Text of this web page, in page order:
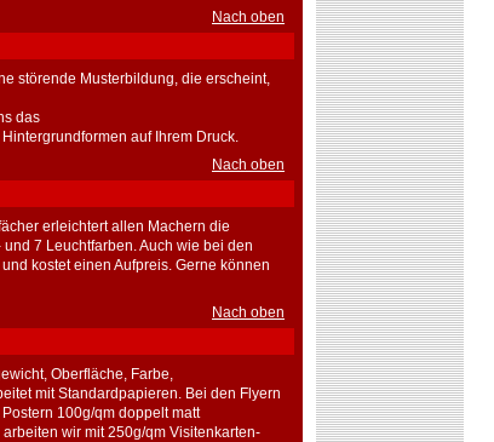
Nach oben
störende Musterbildung, die erscheint,
das
auf Ihrem Druck.
Nach oben
erleichtert allen Machern die
7 Leuchtfarben. Auch wie bei den
kostet einen Aufpreis. Gerne können
Nach oben
Oberfläche, Farbe,
mit Standardpapieren. Bei den Flyern
100g/qm doppelt matt
wir mit 250g/qm Visitenkarten-